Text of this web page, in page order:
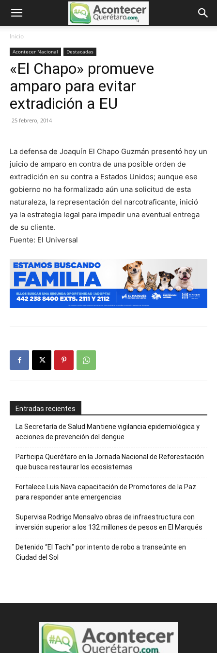
Inicio
Acontecer Nacional Destacadas
«El Chapo» promueve
amparo para evitar
extradición a EU
25 febrero, 2014
La defensa de Joaquín El Chapo Guzmán presentó hoy un
juicio de amparo en contra de una posible orden de
extradición en su contra a Estados Unidos; aunque ese
gobierno no ha formalizado aún una solicitud de esta
naturaleza, la representación del narcotraficante, inició
ya la estrategia legal para impedir una eventual entrega
de su cliente.
Fuente: El Universal
Entradas recientes
La Secretaría de Salud Mantiene vigilancia epidemiológica y
acciones de prevención del dengue
Participa Querétaro en la Jornada Nacional de Reforestación
que busca restaurar los ecosistemas
Fortalece Luis Nava capacitación de Promotores de la Paz
para responder ante emergencias
Supervisa Rodrigo Monsalvo obras de infraestructura con
inversión superior a los 132 millones de pesos en El Marqués
Detenido “El Tachi” por intento de robo a transeúnte en
Ciudad del Sol